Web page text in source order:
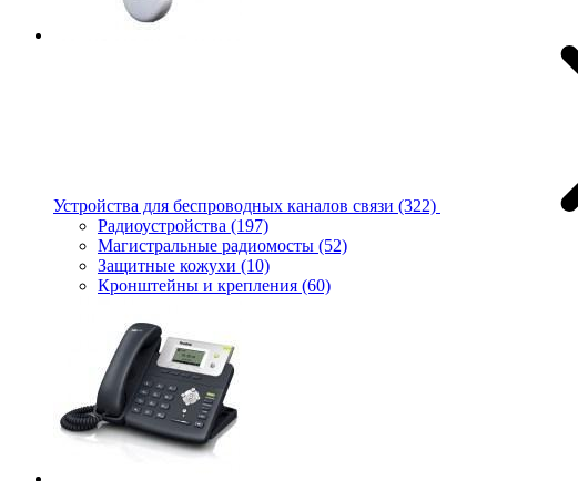
Устройства для беспроводных каналов связи (322)
Радиоустройства (197)
Магистральные радиомосты (52)
Защитные кожухи (10)
Кронштейны и крепления (60)